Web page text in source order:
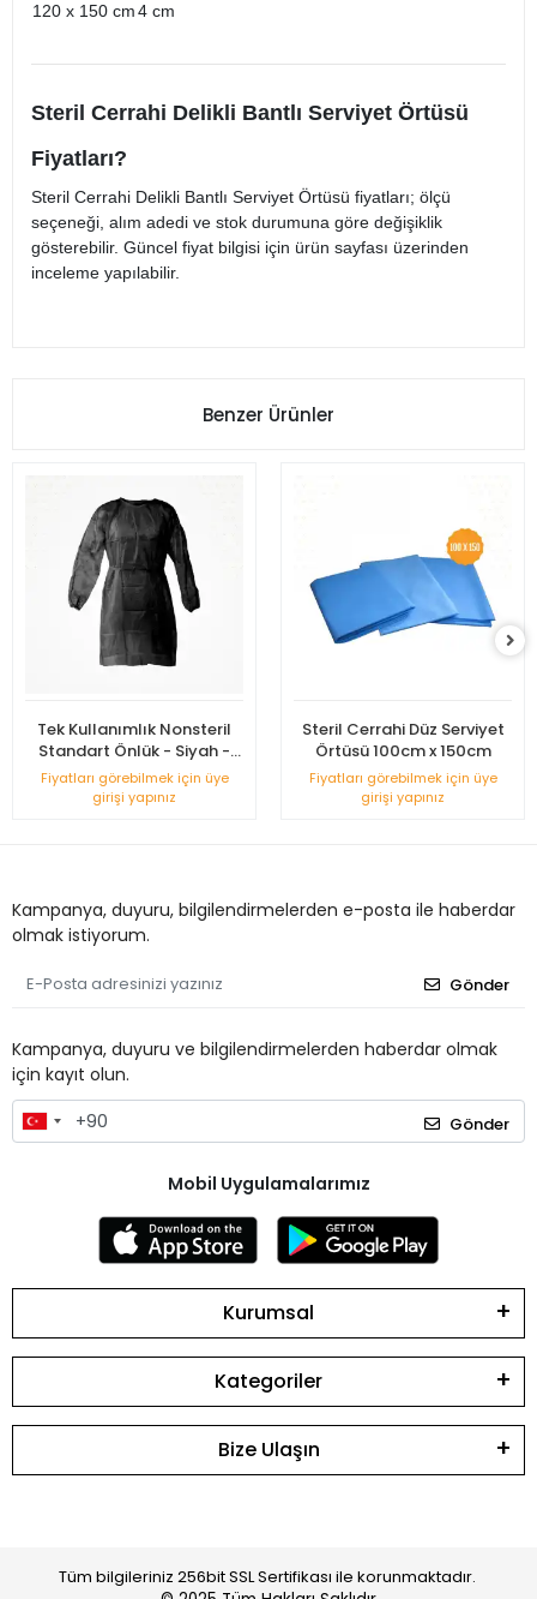
120 x 150 cm4 cm
Steril Cerrahi Delikli Bantlı Serviyet Örtüsü
Fiyatları?
Steril Cerrahi Delikli Bantlı Serviyet Örtüsü fiyatları; ölçü
seçeneği, alım adedi ve stok durumuna göre değişiklik
gösterebilir. Güncel fiyat bilgisi için ürün sayfası üzerinden
inceleme yapılabilir.
Benzer Ürünler
Tek Kullanımlık Nonsteril
Standart Önlük - Siyah -
Uzun Kollu
Fiyatları görebilmek için üye
girişi yapınız
Steril Cerrahi Düz Serviyet
Örtüsü 100cm x 150cm
Fiyatları görebilmek için üye
girişi yapınız
Kampanya, duyuru, bilgilendirmelerden e-posta ile haberdar
olmak istiyorum.
Gönder
Kampanya, duyuru ve bilgilendirmelerden haberdar olmak
için kayıt olun.
Gönder
Mobil Uygulamalarımız
Kurumsal
Kategoriler
Bize Ulaşın
Tüm bilgileriniz 256bit SSL Sertifikası ile korunmaktadır.